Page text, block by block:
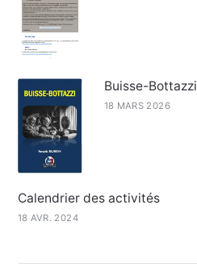
Buisse-Bottazzi
18 MARS 2026
Calendrier des activités
18 AVR. 2024